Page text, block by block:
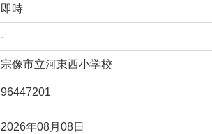
即時
-
宗像市立河東西小学校
96447201
2026年08月08日